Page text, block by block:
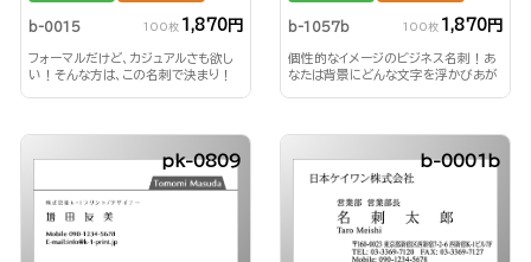
b-0015 100枚 1,870円
フォーマルだけど、カジュアルさも欲し
い！そんな方は、この名刺で決まり！
b-1057b 100枚 1,870円
個性的なイメージのビジネス名刺！あ
なたは背景にどんな文字を浮かびあが
pk-0809 b-0001b